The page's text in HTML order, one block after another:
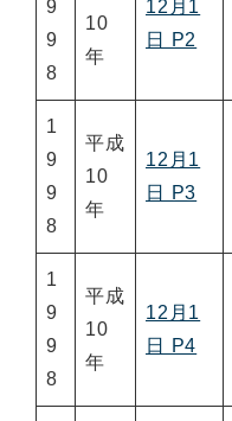
9
9
8
10
年
12月1
日 P2
1
9
9
8
平成
10
年
12月1
日 P3
1
9
9
8
平成
10
年
12月1
日 P4